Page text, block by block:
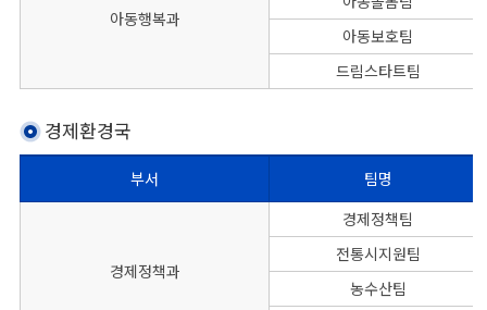
아동행복과
아동보호팀
드림스타트팀
경제환경국
본청 경제환경국의 부서별 팀명, 대표전화, FAX번호를 나타낸 표
부서 팀명
경제정책과
경제정책팀
전통시지원팀
농수산팀